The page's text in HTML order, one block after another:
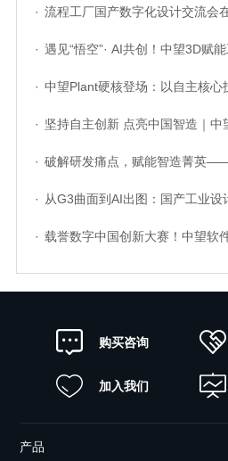
· 流程工厂国产数字化设计交流会在天津召开，中望自主CAD底座助力行业数字化转型实践获
· 遇见“悟空”· AI共创！中望3D赋能工业设计国产化与AI创新
· 中望Plant硬核登场：以自主核心技术，破解流程工业数据一致性与协同
· 坚持自主创新 点亮中国智造｜中望软件亮相第十届中国网络版权保护与发展
· 破解研发痛点，赋能智造菁英——苏州研发菁英 CTO 成长营暨高级人才认证启动会
· 从G3曲面到AI出图：国产工业设计软件的硬实力到底怎么样
· 载誉数字中国创新大赛！中望软件携手三家伙伴，斩获信创赛道多
购买咨询
加入我们
产品